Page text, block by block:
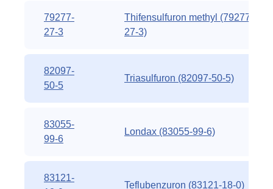
79277-
27-3
Thifensulfuron methyl (79277-
27-3)
82097-
50-5
Triasulfuron (82097-50-5)
83055-
99-6
Londax (83055-99-6)
83121-
Teflubenzuron (83121-18-0)